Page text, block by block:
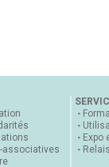
associatives
Expo